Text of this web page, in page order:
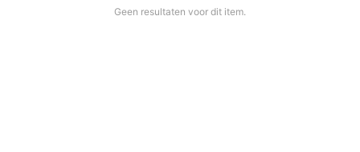
Geen resultaten voor dit item.